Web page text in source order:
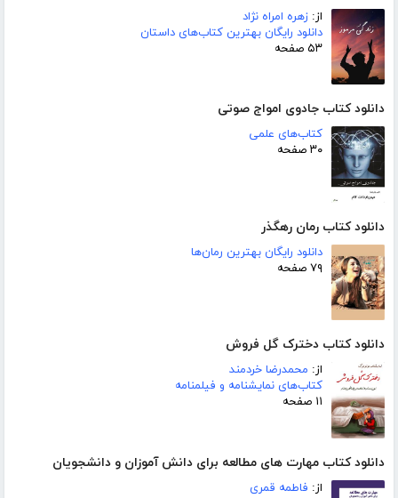
از: زهره امراه نژاد
دانلود رایگان بهترین کتاب‌های داستان
۵۳ صفحه
دانلود کتاب جادوی امواج صوتی
کتاب‌های علمی
۳۰ صفحه
دانلود کتاب رمان رهگذر
دانلود رایگان بهترین رمان‌ها
۷۹ صفحه
دانلود کتاب دخترک گل فروش
از: محمدرضا خردمند
کتاب‌های نمایشنامه و فیلمنامه
۱۱ صفحه
دانلود کتاب مهارت های مطالعه برای دانش آموزان و دانشجویان
از: فاطمه قمری